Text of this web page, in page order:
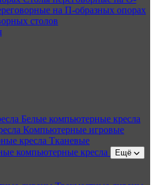
на П-образных опорах
столов
Белые компьютерные кресла
Компьютерные игровые
кресла Тканевые
компьютерные кресла Ещё